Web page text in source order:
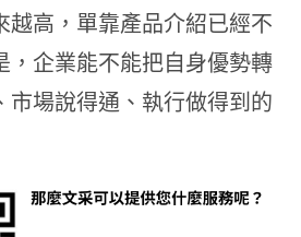
越高，單靠產品介紹已經不
，企業能不能把自身優勢轉
市場說得通、執行做得到的